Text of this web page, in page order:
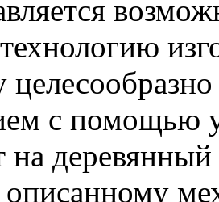
с помощью
на
описанному